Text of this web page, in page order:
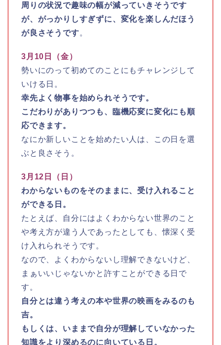
周りの状況で趣味の幅が減っていきそうです
が、がっかりしすぎずに、変化を楽しんだほう
が良さそうです。
3月10日（金）
勢いにのって初めてのことにもチャレンジして
いける日。
幸先よく物事を始められそうです。
こだわりがありつつも、臨機応変に変化にも順
応できます。
なにか新しいことを始めたい人は、この日を選
ぶと良さそう。
3月12日（日）
わからないものをそのままに、受け入れること
ができる日。
たとえば、自分にはよくわからない世界のこと
や考え方が違う人であったとしても、懐深く受
け入れられそうです。
なので、よくわからないし理解できないけど、
まぁいいじゃないかと許すことができる日で
す。
自分とは違う考えの本や世界の映画をみるのも
吉。
もしくは、いままで自分が理解していなかった
知識をより深めるのに向いている日。